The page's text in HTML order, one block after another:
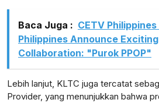
Baca Juga : CETV Philippines
Philippines Announce
Collaboration: "Purok PPOP"
Lebih lanjut, KLTC juga tercatat
Provider, yang menunjukkan bahwa